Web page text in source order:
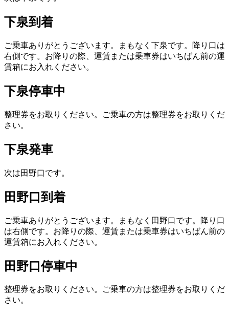
下泉到着
ご乗車ありがとうございます。まもなく下泉です。降り口は
右側です。お降りの際、運賃または乗車券はいちばん前の運
賃箱にお入れください。
下泉停車中
整理券をお取りください。ご乗車の方は整理券をお取りくだ
さい。
下泉発車
次は田野口です。
田野口到着
ご乗車ありがとうございます。まもなく田野口です。降り口
は右側です。お降りの際、運賃または乗車券はいちばん前の
運賃箱にお入れください。
田野口停車中
整理券をお取りください。ご乗車の方は整理券をお取りくだ
さい。